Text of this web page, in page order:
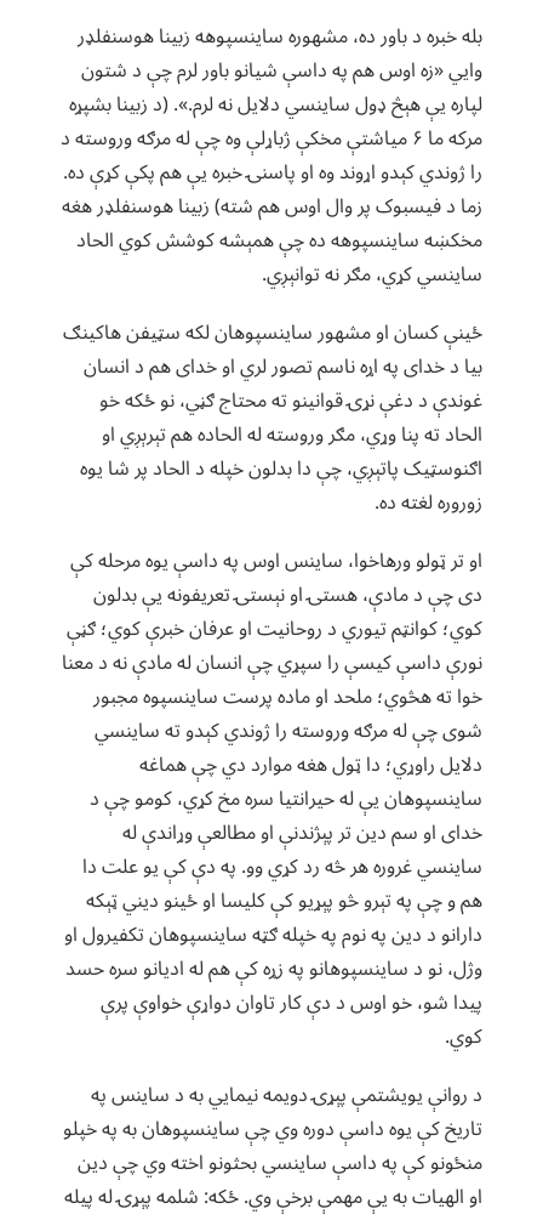
بله خبره د باور ده، مشهوره ساینسپوهه زبینا هوسنفلډر
وايي «زه اوس هم په داسې شیانو باور لرم چې د شتون
لپاره یې هېڅ ډول ساینسي دلایل نه لرم.». (د زبینا بشپړه
مرکه ما ۶ میاشتې مخکې ژباړلې وه چې له مرګه وروسته د
را ژوندي کېدو اړوند وه او پاسنۍ خبره یې هم پکې کړې ده.
زما د فیسبوک پر وال اوس هم شته) زبینا هوسنفلډر هغه
مخکښه ساینسپوهه ده چې همېشه کوشش کوي الحاد
ساینسي کړي، مګر نه توانېږي.
ځینې کسان او مشهور ساینسپوهان لکه سټیفن هاکینګ
بیا د خدای په اړه ناسم تصور لري او خدای هم د انسان
غوندې د دغې نړۍ قوانینو ته محتاج ګڼي، نو ځکه خو
الحاد ته پنا وړي، مګر وروسته له الحاده هم تېرېږي او
اګنوسټیک پاتېږي، چې دا بدلون خپله د الحاد پر شا یوه
زوروره لغته ده.
او تر ټولو ورهاخوا، ساینس اوس په داسې یوه مرحله کې
دی چې د مادې، هستۍ او نېستۍ تعریفونه یې بدلون
کوي؛ کوانټم تیوري د روحانیت او عرفان خبرې کوي؛ ګڼې
نورې داسې کیسې را سپړي چې انسان له مادې نه د معنا
خوا ته هڅوي؛ ملحد او ماده پرست ساینسپوه مجبور
شوی چې له مرګه وروسته را ژوندي کېدو ته ساینسي
دلایل راوړي؛ دا ټول هغه موارد دي چې هماغه
ساینسپوهان یې له حیرانتیا سره مخ کړي، کومو چې د
خدای او سم دین تر پېژندنې او مطالعې وړاندې له
ساینسي غروره هر څه رد کړي وو. په دې کې یو علت دا
هم و چې په تېرو څو پېړیو کې کلیسا او ځینو دیني ټېکه
دارانو د دین په نوم په خپله ګټه ساینسپوهان تکفیرول او
وژل، نو د ساینسپوهانو په زړه کې هم له ادیانو سره حسد
پیدا شو، خو اوس د دې کار تاوان دواړې خواوې پرې
کوي.
د روانې یویشتمې پېړۍ دویمه نیمايي به د ساینس په
تاریخ کې یوه داسې دوره وي چې ساینسپوهان به په خپلو
منځونو کې په داسې ساینسي بحثونو اخته وي چې دین
او الهیات به یې مهمې برخې وي. ځکه: شلمه پېړۍ له پیله